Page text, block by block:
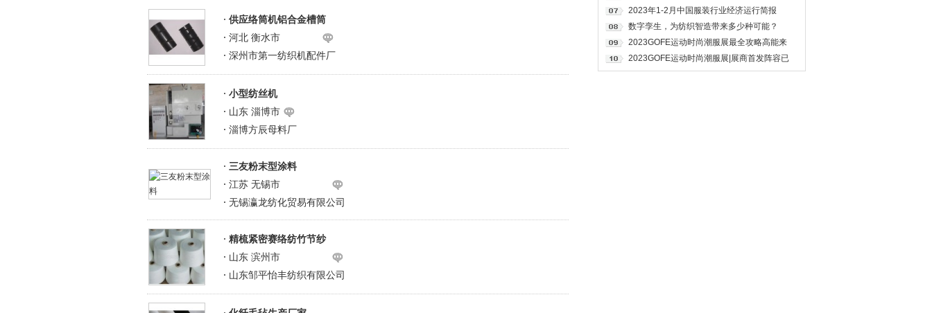
供应络筒机铝合金槽筒
河北 衡水市
深州市第一纺织机配件厂
小型纺丝机
山东 淄博市
淄博方辰母料厂
三友粉末型涂料
江苏 无锡市
无锡瀛龙纺化贸易有限公司
精梳紧密赛络纺竹节纱
山东 滨州市
山东邹平怡丰纺织有限公司
2023年1-2月中国服装行业经济运行简报
数字孪生，为纺织智造带来多少种可能？
2023GOFE运动时尚潮服展最全攻略高能来
袭，N多亮点燃爆今夏！
2023GOFE运动时尚潮服展|展商首发阵容已
就位,你Pick谁？